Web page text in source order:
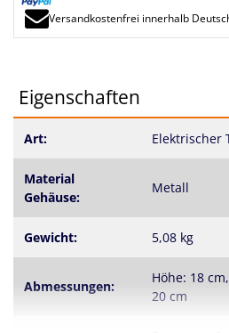
Versandkostenfrei innerhalb
Eigenschaften
Art: Elektrischer
Material
Gehäuse:
Metall
Gewicht: 5,08 kg
Abmessungen:
Höhe: 18
20 cm